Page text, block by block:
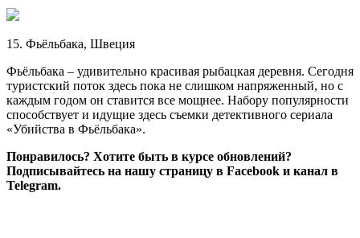
15. Фьёльбака, Швеция
Фьёльбака – удивительно красивая рыбацкая деревня. Сегодня
туристский поток здесь пока не слишком напряженный, но с
каждым годом он ставится все мощнее. Набору популярности
способствует и идущие здесь съемки детективного сериала
«Убийства в Фьёльбака».
Понравилось? Хотите быть в курсе обновлений?
Подписывайтесь на нашу страницу в Facebook и канал в
Telegram.